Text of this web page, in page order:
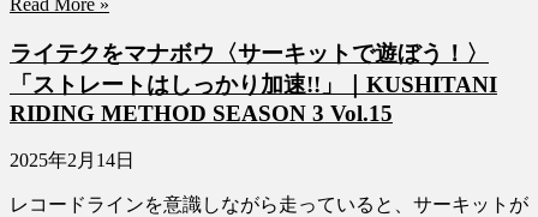
Read More »
ライテクをマナボウ〈サーキットで遊ぼう！〉
「ストレートはしっかり加速!!」｜KUSHITANI
RIDING METHOD SEASON 3 Vol.15
2025年2月14日
レコードラインを意識しながら走っていると、サーキットが